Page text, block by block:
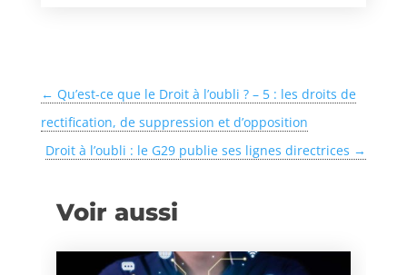
← Qu’est-ce que le Droit à l’oubli ? – 5 : les droits de
rectification, de suppression et d’opposition
Droit à l’oubli : le G29 publie ses lignes directrices →
Voir aussi